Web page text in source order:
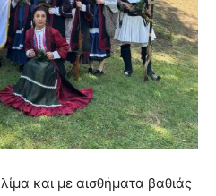
και με αισθήματα βαθιάς